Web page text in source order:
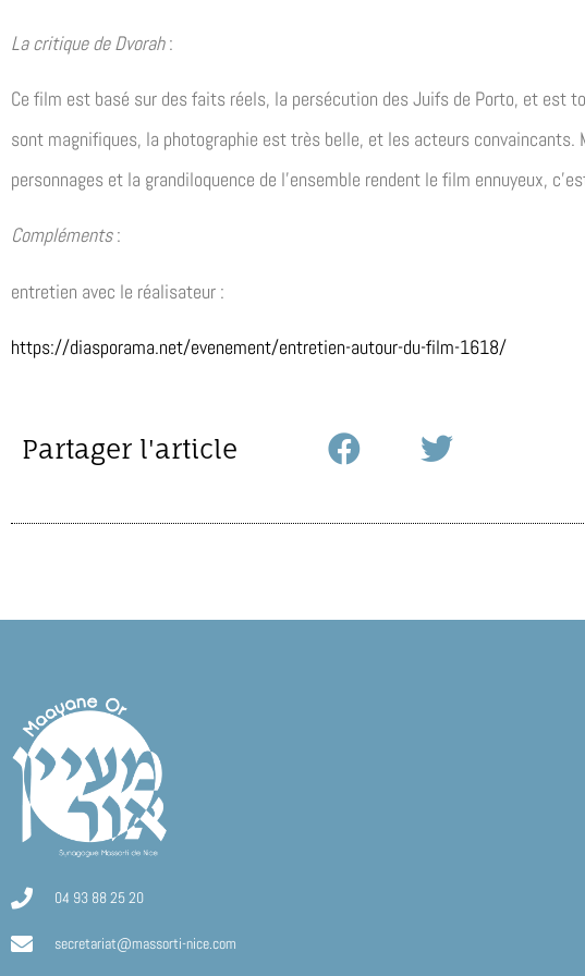
La critique de Dvorah:
Ce film est basé sur des faits réels, la persécution des Juifs de Porto, et est
sont magnifiques, la photographie est très belle, et les acteurs
personnages et la grandiloquence de l’ensemble rendent le film ennuyeux,
Compléments:
entretien avec le réalisateur :
https://diasporama.net/evenement/entretien-autour-du-film-1618/
Partager l'article
04 93 88 25 20
secretariat@massorti-nice.com